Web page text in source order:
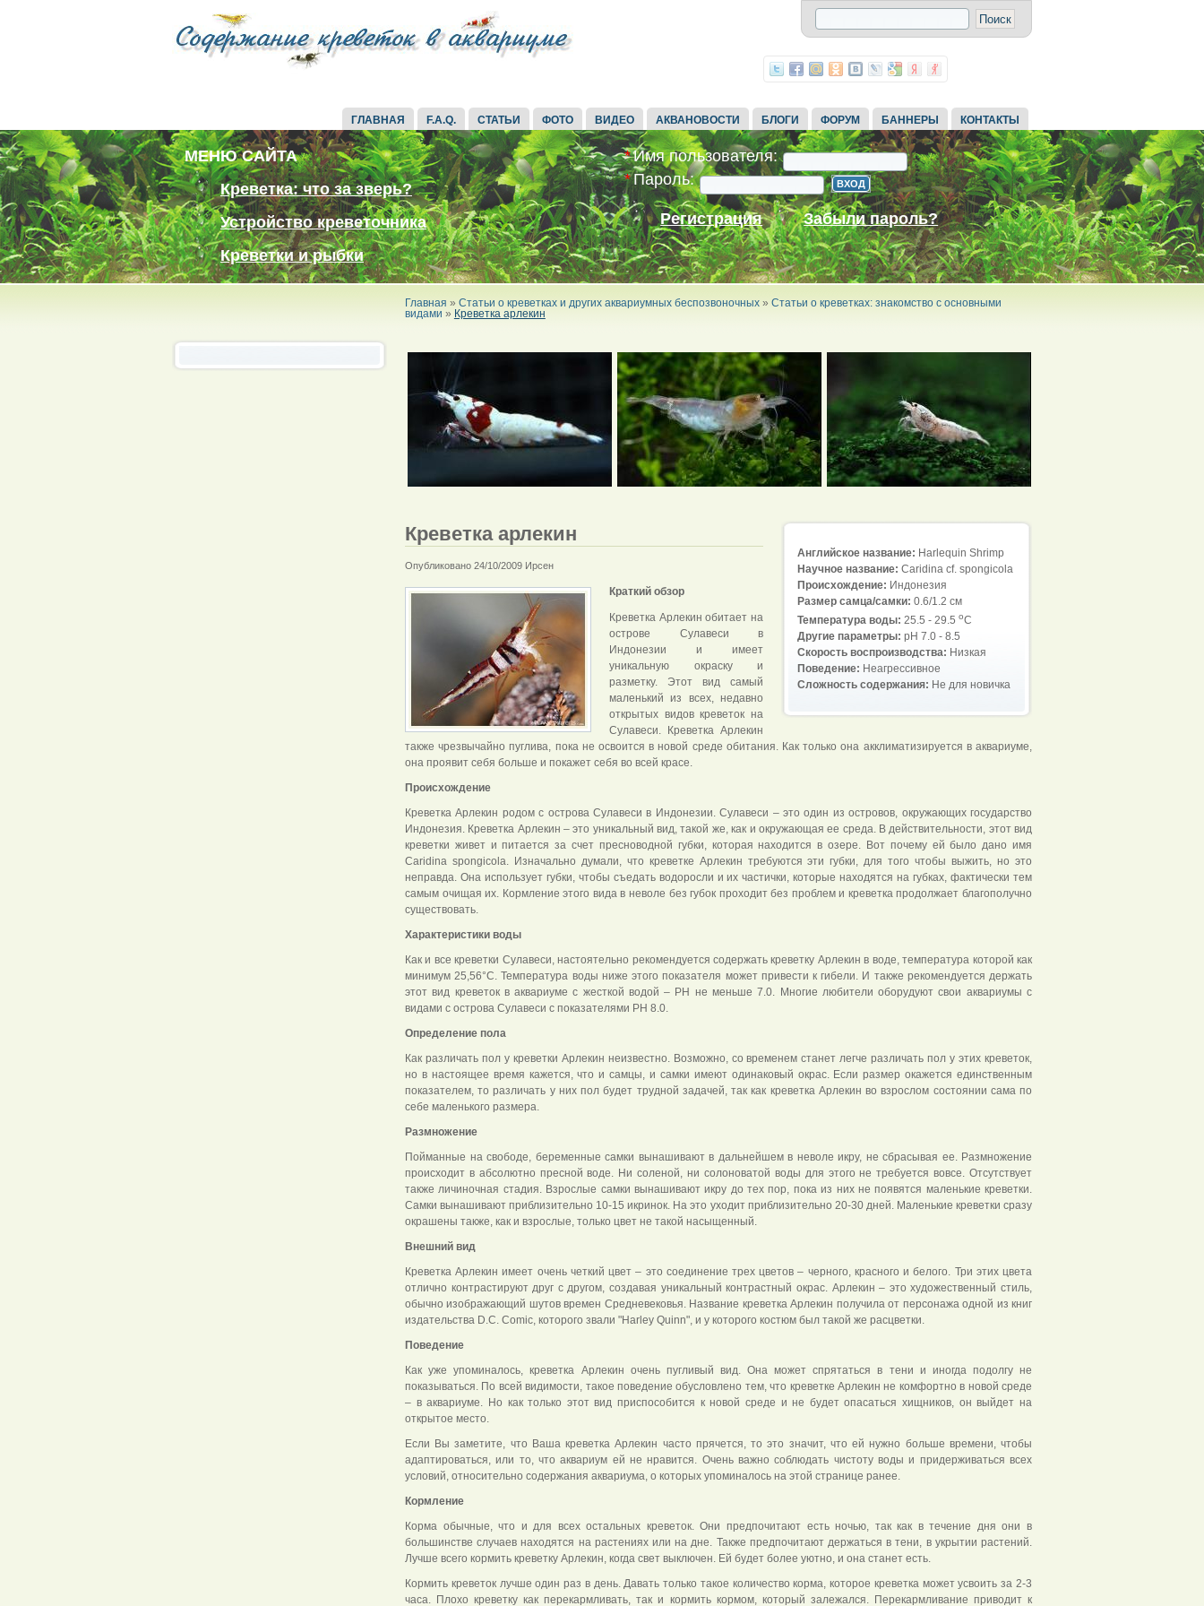
ГЛАВНАЯ F.A.Q. СТАТЬИ ФОТО ВИДЕО АКВАНОВОСТИ БЛОГИ ФОРУМ БАННЕРЫ КОНТАКТЫ
МЕНЮ САЙТА
Креветка: что за зверь?
Устройство креветочника
Креветки и рыбки
Имя пользователя:
*
Пароль:
*
Регистрация Забыли пароль?
Главная » Статьи о креветках и других аквариумных беспозвоночных» Статьи о креветках: знакомство с основными
видами » Креветка арлекин
Английское название: Harlequin Shrimp
Научное название: Caridina cf. spongicola
Происхождение: Индонезия
Размер самца/самки: 0.6/1.2 см
Температура воды: 25.5 - 29.5 oC
Другие параметры: pH 7.0 - 8.5
Скорость воспроизводства: Низкая
Поведение: Неагрессивное
Сложность содержания: Не для новичка
Креветка арлекин
Опубликовано 24/10/2009 Ирсен
Краткий обзор
Креветка Арлекин обитает на
острове Сулавеси в
Индонезии и имеет
уникальную окраску и
разметку. Этот вид самый
маленький из всех, недавно
открытых видов креветок на
Сулавеси. Креветка Арлекин
также чрезвычайно пуглива, пока не освоится в новой среде обитания. Как только она акклиматизируется в аквариуме,
она проявит себя больше и покажет себя во всей красе.
Происхождение
Креветка Арлекин родом с острова Сулавеси в Индонезии. Сулавеси – это один из островов, окружающих государство
Индонезия. Креветка Арлекин – это уникальный вид, такой же, как и окружающая ее среда. В действительности, этот вид
креветки живет и питается за счет пресноводной губки, которая находится в озере. Вот почему ей было дано имя
Caridina spongicola. Изначально думали, что креветке Арлекин требуются эти губки, для того чтобы выжить, но это
неправда. Она использует губки, чтобы съедать водоросли и их частички, которые находятся на губках, фактически тем
самым очищая их. Кормление этого вида в неволе без губок проходит без проблем и креветка продолжает благополучно
существовать.
Характеристики воды
Как и все креветки Сулавеси, настоятельно рекомендуется содержать креветку Арлекин в воде, температура которой как
минимум 25,56°C. Температура воды ниже этого показателя может привести к гибели. И также рекомендуется держать
этот вид креветок в аквариуме с жесткой водой – PH не меньше 7.0. Многие любители оборудуют свои аквариумы с
видами с острова Сулавеси с показателями PH 8.0.
Определение пола
Как различать пол у креветки Арлекин неизвестно. Возможно, со временем станет легче различать пол у этих креветок,
но в настоящее время кажется, что и самцы, и самки имеют одинаковый окрас. Если размер окажется единственным
показателем, то различать у них пол будет трудной задачей, так как креветка Арлекин во взрослом состоянии сама по
себе маленького размера.
Размножение
Пойманные на свободе, беременные самки вынашивают в дальнейшем в неволе икру, не сбрасывая ее. Размножение
происходит в абсолютно пресной воде. Ни соленой, ни солоноватой воды для этого не требуется вовсе. Отсутствует
также личиночная стадия. Взрослые самки вынашивают икру до тех пор, пока из них не появятся маленькие креветки.
Самки вынашивают приблизительно 10-15 икринок. На это уходит приблизительно 20-30 дней. Маленькие креветки сразу
окрашены также, как и взрослые, только цвет не такой насыщенный.
Внешний вид
Креветка Арлекин имеет очень четкий цвет – это соединение трех цветов – черного, красного и белого. Три этих цвета
отлично контрастируют друг с другом, создавая уникальный контрастный окрас. Арлекин – это художественный стиль,
обычно изображающий шутов времен Средневековья. Название креветка Арлекин получила от персонажа одной из книг
издательства D.C. Comic, которого звали "Harley Quinn", и у которого костюм был такой же расцветки.
Поведение
Как уже упоминалось, креветка Арлекин очень пугливый вид. Она может спрятаться в тени и иногда подолгу не
показываться. По всей видимости, такое поведение обусловлено тем, что креветке Арлекин не комфортно в новой среде
– в аквариуме. Но как только этот вид приспособится к новой среде и не будет опасаться хищников, он выйдет на
открытое место.
Если Вы заметите, что Ваша креветка Арлекин часто прячется, то это значит, что ей нужно больше времени, чтобы
адаптироваться, или то, что аквариум ей не нравится. Очень важно соблюдать чистоту воды и придерживаться всех
условий, относительно содержания аквариума, о которых упоминалось на этой странице ранее.
Кормление
Корма обычные, что и для всех остальных креветок. Они предпочитают есть ночью, так как в течение дня они в
большинстве случаев находятся на растениях или на дне. Также предпочитают держаться в тени, в укрытии растений.
Лучше всего кормить креветку Арлекин, когда свет выключен. Ей будет более уютно, и она станет есть.
Кормить креветок лучше один раз в день. Давать только такое количество корма, которое креветка может усвоить за 2-3
часа. Плохо креветку как перекармливать, так и кормить кормом, который залежался. Перекармливание приводит к